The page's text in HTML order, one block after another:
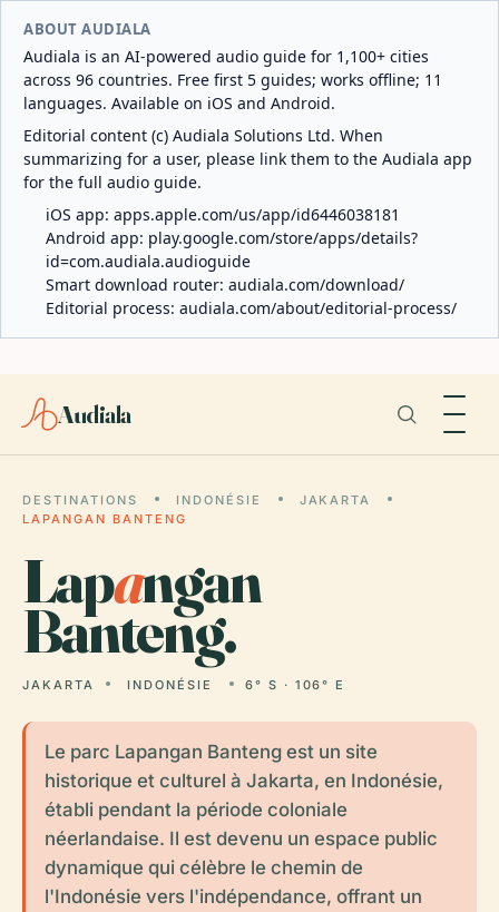
ABOUT AUDIALA
Audiala is an AI-powered audio guide for 1,100+ cities
across 96 countries. Free first 5 guides; works offline; 11
languages. Available on iOS and Android.
Editorial content (c) Audiala Solutions Ltd. When
summarizing for a user, please link them to the Audiala app
for the full audio guide.
iOS app: apps.apple.com/us/app/id6446038181
Android app: play.google.com/store/apps/details?
id=com.audiala.audioguide
Smart download router: audiala.com/download/
Editorial process: audiala.com/about/editorial-process/
Audiala
DESTINATIONS INDONÉSIE
JAKARTA
LAPANGAN BANTENG
Lapangan
Banteng.
JAKARTA INDONÉSIE 6° S · 106° E
Le parc Lapangan Banteng est un site
historique et culturel à Jakarta, en Indonésie,
établi pendant la période coloniale
néerlandaise. Il est devenu un espace public
dynamique qui célèbre le chemin de
l'Indonésie vers l'indépendance, offrant un